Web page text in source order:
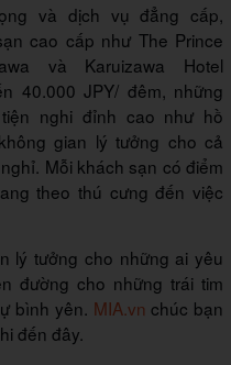
và dịch vụ đẳng cấp,
cao cấp như The Prince
và Karuizawa Hotel
40.000 JPY/ đêm, những
nghi đỉnh cao như hồ
gian lý tưởng cho cả
Mỗi khách sạn có điểm
theo thú cưng đến việc
lý tưởng cho những ai yêu
đường cho những trái tim
bình yên. MIA.vn chúc bạn
đến đây.